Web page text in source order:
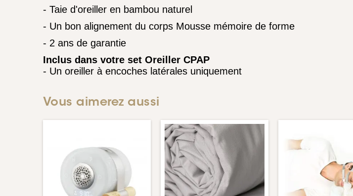
- Taie d'oreiller en bambou naturel
- Un bon alignement du corps Mousse mémoire de forme
- 2 ans de garantie
Inclus dans votre set Oreiller CPAP
- Un oreiller à encoches latérales uniquement
Vous aimerez aussi